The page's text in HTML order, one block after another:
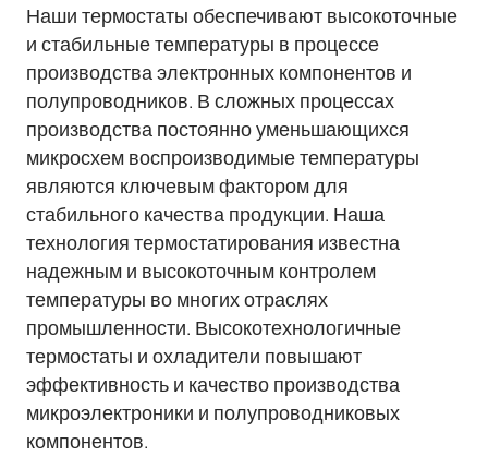
Наши термостаты обеспечивают высокоточные
и стабильные температуры в процессе
производства электронных компонентов и
полупроводников. В сложных процессах
производства постоянно уменьшающихся
микросхем воспроизводимые температуры
являются ключевым фактором для
стабильного качества продукции. Наша
технология термостатирования известна
надежным и высокоточным контролем
температуры во многих отраслях
промышленности. Высокотехнологичные
термостаты и охладители повышают
эффективность и качество производства
микроэлектроники и полупроводниковых
компонентов.